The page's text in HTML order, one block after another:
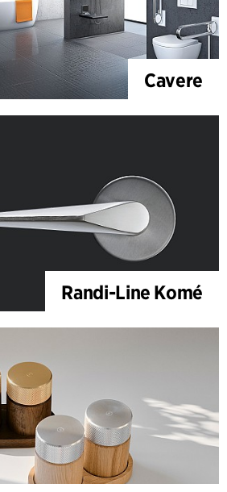
Cavere
Randi-Line Komé